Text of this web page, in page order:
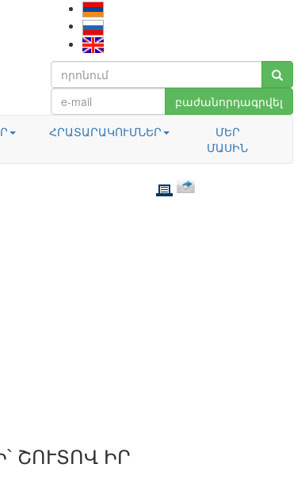
բաժանորդագրվել
ՀՐԱՏԱՐԱԿՈՒՄՆԵՐ
ՄԵՐ
ՄԱՍԻՆ
ՇՈՒՏՈՎ ԻՐ